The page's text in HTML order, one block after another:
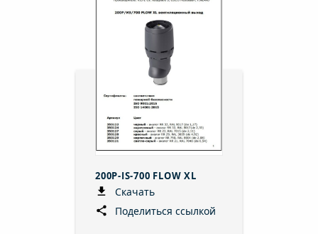
СВЯЖИТЕСЬ С НАМИ
SV-FI
200P-IS-700 FLOW XL
Скачать
Поделиться ссылкой